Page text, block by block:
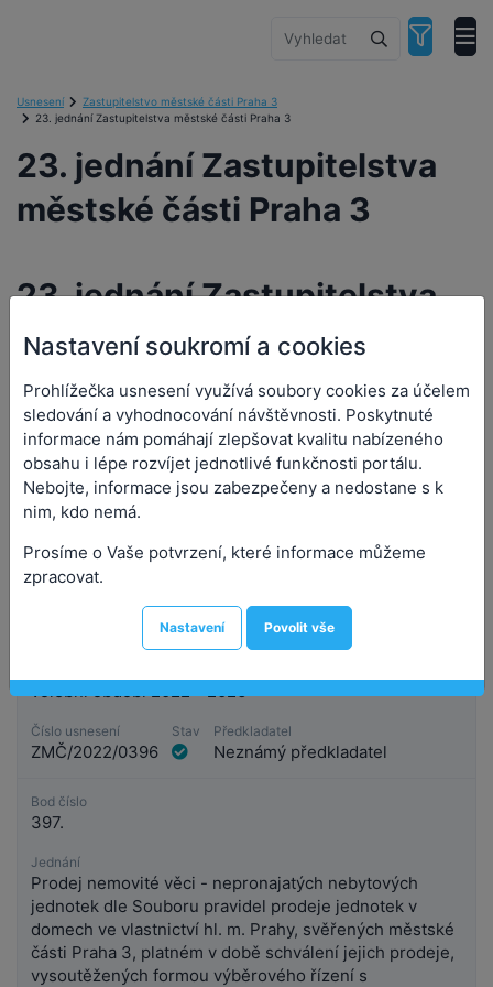
Usnesení
Zastupitelstvo městské části Praha 3
23. jednání Zastupitelstva městské části Praha 3
23. jednání Zastupitelstva
městské části Praha 3
Bod číslo
volební období 2022 - 2026
Číslo usnesení
ZMČ/2022/0396
Stav Předkladatel
Neznámý předkladatel
Bod číslo
397.
Jednání
Prodej nemovité věci - nepronajatých nebytových
jednotek dle Souboru pravidel prodeje jednotek v
domech ve vlastnictví hl. m. Prahy, svěřených městské
části Praha 3, platném v době schválení jejich prodeje,
vysoutěžených formou výběrového řízení s
23. jednání Zastupitelstva
městské části Praha 3
Orgán:
Zastupitelstvo městské části Praha 3
Datum a čas jednání: 21. 6. 2022 0:00
Přílohy (2)
Nastavení soukromí a cookies
Prohlížečka usnesení využívá soubory cookies za účelem
sledování a vyhodnocování návštěvnosti. Poskytnuté
informace nám pomáhají zlepšovat kvalitu nabízeného
obsahu i lépe rozvíjet jednotlivé funkčnosti portálu.
Nebojte, informace jsou zabezpečeny a nedostane s k
nim, kdo nemá.
Prosíme o Vaše potvrzení, které informace můžeme
zpracovat.
Nastavení Povolit vše